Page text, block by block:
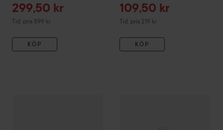
Reapris
299,50 kr
Tid. pris 599 kr
Tidigare pris 599 kr
KÖP
Reapris
109,50 kr
Tid. pris 219 kr
Tidigare pris 219 kr
KÖP